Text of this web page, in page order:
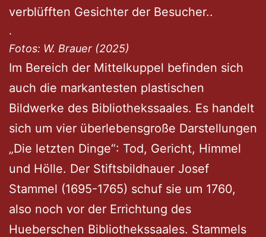
verblüfften Gesichter der Besucher..
.
Fotos: W. Brauer (2025)
Im Bereich der Mittelkuppel befinden sich
auch die markantesten plastischen
Bildwerke des Bibliothekssaales. Es handelt
sich um vier überlebensgroße Darstellungen
„Die letzten Dinge“: Tod, Gericht, Himmel
und Hölle. Der Stiftsbildhauer Josef
Stammel (1695-1765) schuf sie um 1760,
also noch vor der Errichtung des
Hueberschen Bibliothekssaales. Stammels